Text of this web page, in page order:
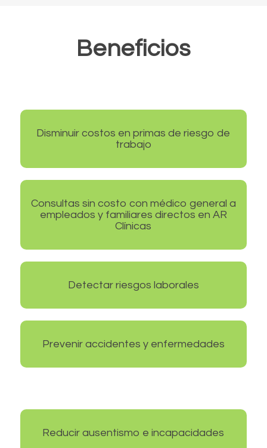
Beneficios
Disminuir costos en primas de riesgo de
trabajo
Consultas sin costo con médico general a
empleados y familiares directos en AR
Clínicas
Detectar riesgos laborales
Prevenir accidentes y enfermedades
Reducir ausentismo e incapacidades